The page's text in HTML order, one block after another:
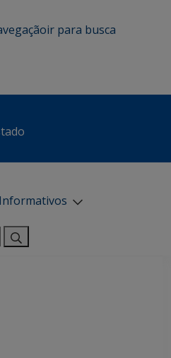
ir para busca
Informativos